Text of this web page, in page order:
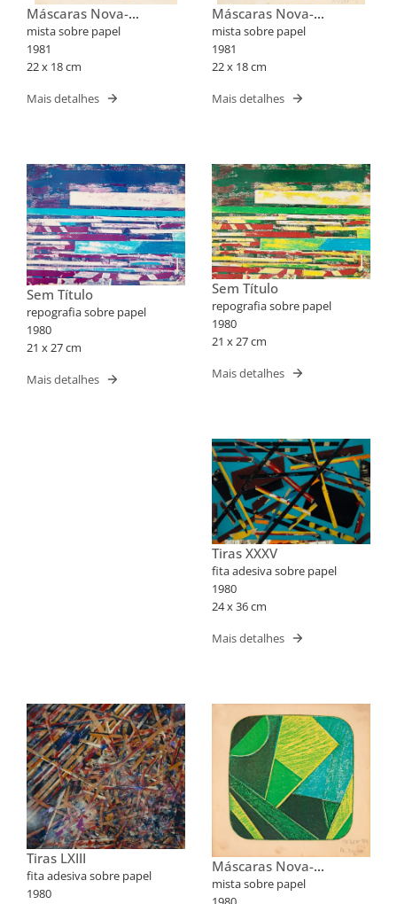
Máscaras Nova-
Iorquinas II
mista sobre papel
1981
22 x 18 cm
Mais detalhes
Máscaras Nova-
Iorquinas II
mista sobre papel
1981
22 x 18 cm
Mais detalhes
Sem Título
repografia sobre papel
1980
21 x 27 cm
Mais detalhes
Sem Título
repografia sobre papel
1980
21 x 27 cm
Mais detalhes
Tiras XXXV
fita adesiva sobre papel
1980
24 x 36 cm
Mais detalhes
Tiras LXIII
fita adesiva sobre papel
1980
Máscaras Nova-
Iorquinas II
mista sobre papel